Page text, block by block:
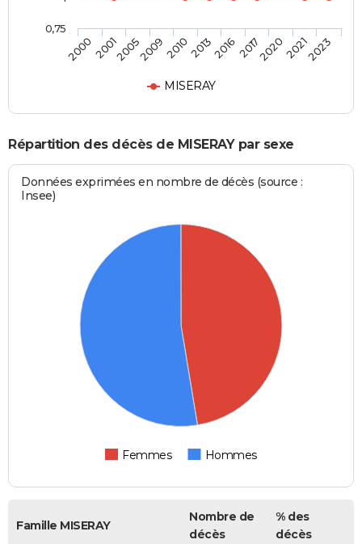
MISERAY
20002001200520092010201320162017202020212023
0,75
Répartition des décès de MISERAY par sexe
Données exprimées en nombre de décès (source :
Insee)
Femmes Hommes
Famille MISERAY
Nombre de
décès
% des
décès